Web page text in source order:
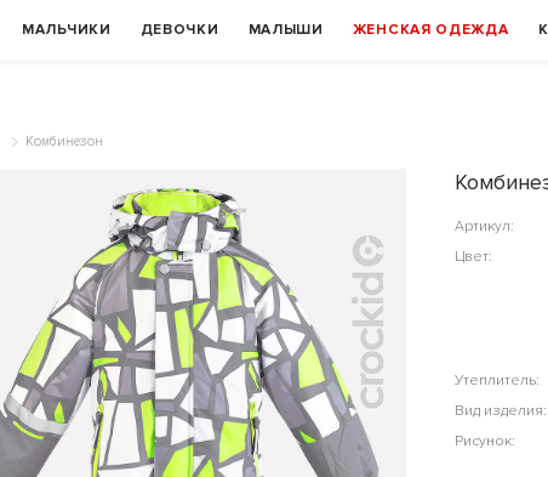
МАЛЬЧИКИ ДЕВОЧКИ МАЛЫШИ ЖЕНСКАЯ ОДЕЖДА
Комбинезон
Артикул:
Цвет:
Утеплитель:
Вид изделия:
Рисунок: